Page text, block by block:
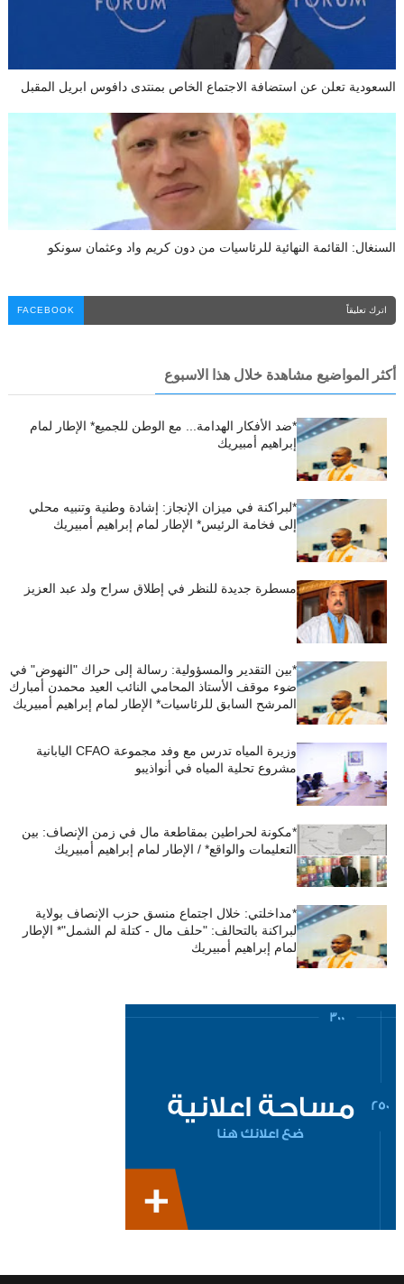
السعودية تعلن عن استضافة الاجتماع الخاص بمنتدى دافوس ابريل المقبل
السنغال: القائمة النهائية للرئاسيات من دون كريم واد وعثمان سونكو
اترك تعليقاً FACEBOOK
أكثر المواضيع مشاهدة خلال هذا الاسبوع
*ضد الأفكار الهدامة... مع الوطن للجميع* الإطار لمام
إبراهيم أمبيريك
*لبراكنة في ميزان الإنجاز: إشادة وطنية وتنبيه محلي
إلى فخامة الرئيس* الإطار لمام إبراهيم أمبيريك
مسطرة جديدة للنظر في إطلاق سراح ولد عبد العزيز
*بين التقدير والمسؤولية: رسالة إلى حراك "النهوض" في
ضوء موقف الأستاذ المحامي النائب العيد محمدن أمبارك
المرشح السابق للرئاسيات* الإطار لمام إبراهيم أمبيريك
وزيرة المياه تدرس مع وفد مجموعة CFAO اليابانية
مشروع تحلية المياه في أنواذيبو
*مكونة لحراطين بمقاطعة مال في زمن الإنصاف: بين
التعليمات والواقع* / الإطار لمام إبراهيم أمبيريك
*مداخلتي: خلال اجتماع منسق حزب الإنصاف بولاية
لبراكنة بالتحالف: "حلف مال - كتلة لم الشمل"* الإطار
لمام إبراهيم أمبيريك